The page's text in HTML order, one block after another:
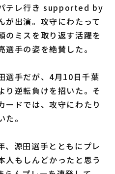
イーグルス
ローズ
ークス
テレ行き supported by
が出演。攻守にわたって
のミスを取り返す活躍を
手の姿を絶賛した。
選手だが、4月10日千葉
り逆転負けを招いた。そ
ードでは、攻守にわたり
。
源田選手とともにプレ
人もしんどかったと思う